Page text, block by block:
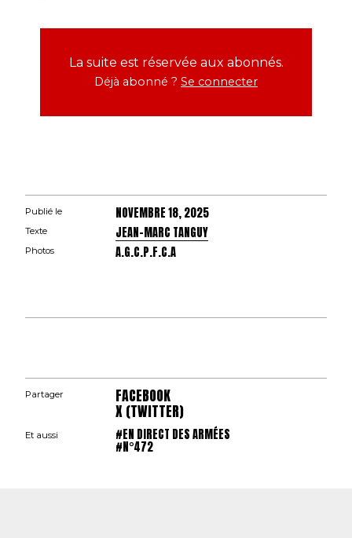
La suite est réservée aux abonnés.
Déjà abonné ? Se connecter
Publié le NOVEMBRE 18, 2025
Texte JEAN-MARC TANGUY
Photos A.G.C.P.F.C.A
Partager FACEBOOK
X (TWITTER)
Et aussi #EN DIRECT DES ARMÉES
#N°472